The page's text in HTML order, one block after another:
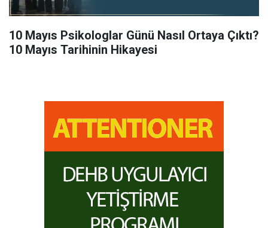
10 Mayıs Psikologlar Günü Nasıl Ortaya Çıktı?
10 Mayıs Tarihinin Hikayesi